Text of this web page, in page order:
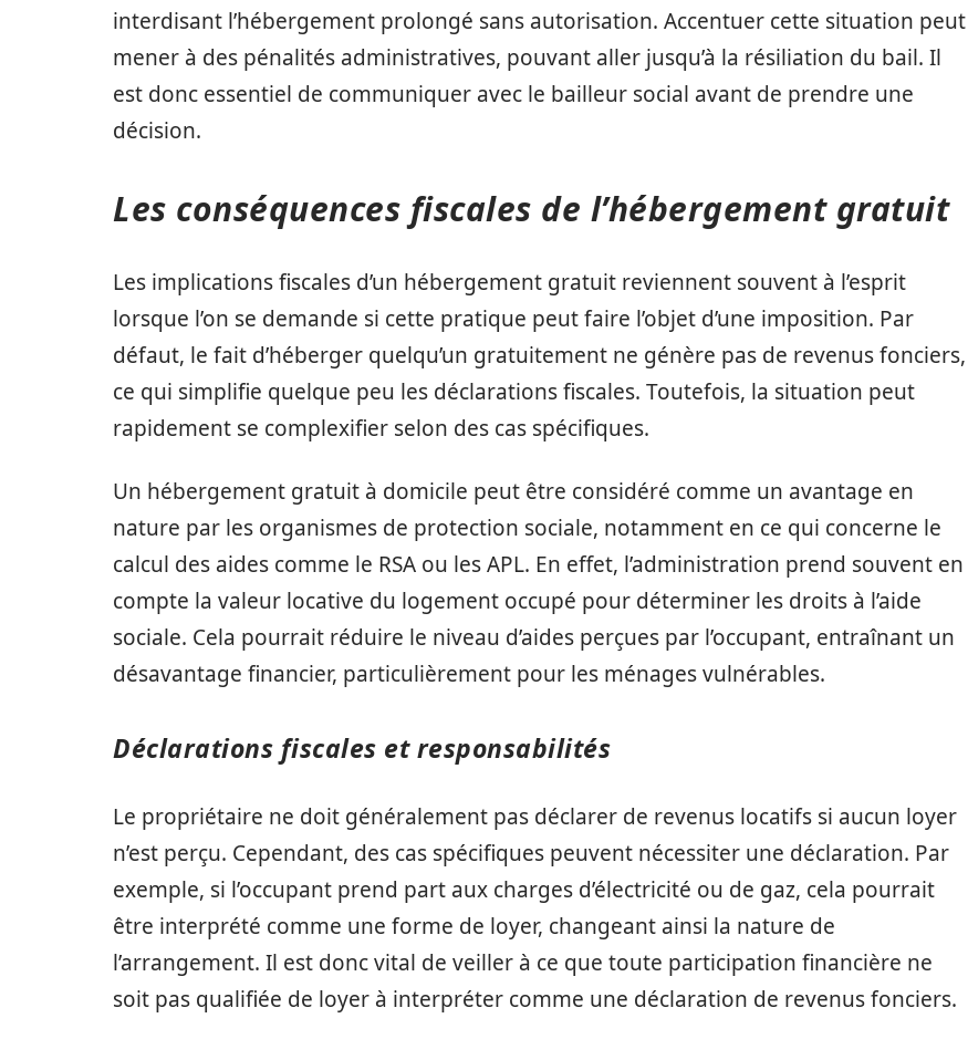
interdisant l’hébergement prolongé sans autorisation. Accentuer cette situation peut
mener à des pénalités administratives, pouvant aller jusqu’à la résiliation du bail. Il
est donc essentiel de communiquer avec le bailleur social avant de prendre une
décision.
Les conséquences fiscales de l’hébergement gratuit
Les implications fiscales d’un hébergement gratuit reviennent souvent à l’esprit
lorsque l’on se demande si cette pratique peut faire l’objet d’une imposition. Par
défaut, le fait d’héberger quelqu’un gratuitement ne génère pas de revenus fonciers,
ce qui simplifie quelque peu les déclarations fiscales. Toutefois, la situation peut
rapidement se complexifier selon des cas spécifiques.
Un hébergement gratuit à domicile peut être considéré comme un avantage en
nature par les organismes de protection sociale, notamment en ce qui concerne le
calcul des aides comme le RSA ou les APL. En effet, l’administration prend souvent en
compte la valeur locative du logement occupé pour déterminer les droits à l’aide
sociale. Cela pourrait réduire le niveau d’aides perçues par l’occupant, entraînant un
désavantage financier, particulièrement pour les ménages vulnérables.
Déclarations fiscales et responsabilités
Le propriétaire ne doit généralement pas déclarer de revenus locatifs si aucun loyer
n’est perçu. Cependant, des cas spécifiques peuvent nécessiter une déclaration. Par
exemple, si l’occupant prend part aux charges d’électricité ou de gaz, cela pourrait
être interprété comme une forme de loyer, changeant ainsi la nature de
l’arrangement. Il est donc vital de veiller à ce que toute participation financière ne
soit pas qualifiée de loyer à interpréter comme une déclaration de revenus fonciers.